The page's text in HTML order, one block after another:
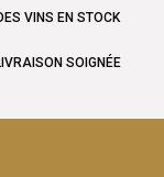
VINS EN STOCK
SOIGNÉE